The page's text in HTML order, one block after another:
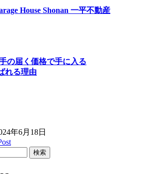
House Shonan 一平不動産
の届く価格で手に入る
れる理由
年6月18日